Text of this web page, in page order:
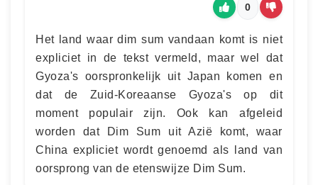
0
Het land waar dim sum vandaan komt is niet
expliciet in de tekst vermeld, maar wel dat
Gyoza's oorspronkelijk uit Japan komen en
dat de Zuid-Koreaanse Gyoza's op dit
moment populair zijn. Ook kan afgeleid
worden dat Dim Sum uit Azië komt, waar
China expliciet wordt genoemd als land van
oorsprong van de etenswijze Dim Sum.